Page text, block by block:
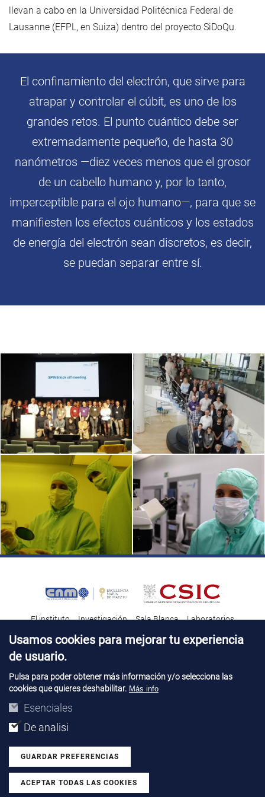
llevan a cabo en la Universidad Politécnica Federal de
Lausanne (EFPL, en Suiza) dentro del proyecto SiDoQu.
El confinamiento del electrón, que sirve para
atrapar y controlar el cúbit, es uno de los
grandes retos. El punto cuántico debe ser
extremadamente pequeño, de hasta 30
nanómetros —diez veces menos que el grosor
de un cabello humano y, por lo tanto,
imperceptible para el ojo humano—, para que se
manifiesten los efectos cuánticos y los estados
de energía del electrón sean discretos, es decir,
se puedan separar entre sí.
El instituto Investigación Sala Blanca
Laboratorios
Transferencia tecnológica
Noticias & Divulgación Destacados
Contacto Talento
Aviso Legal Perfil del contatante © Copyright 2026. IMB-CNM
Usamos cookies para mejorar tu experiencia
de usuario.
Pulsa para poder obtener más información y/o selecciona las
cookies que quieres deshabilitar. Más info
Esenciales
De analisi
GUARDAR PREFERENCIAS
ACEPTAR TODAS LAS COOKIES